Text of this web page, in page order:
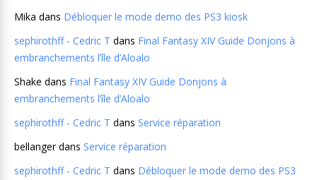
Mika dans Débloquer le mode demo des PS3 kiosk
sephirothff - Cedric T dans Final Fantasy XIV Guide Donjons à
embranchements l’île d’Aloalo
Shake dans Final Fantasy XIV Guide Donjons à
embranchements l’île d’Aloalo
sephirothff - Cedric T dans Service réparation
bellangerdans Service réparation
sephirothff - Cedric T dans Débloquer le mode demo des PS3